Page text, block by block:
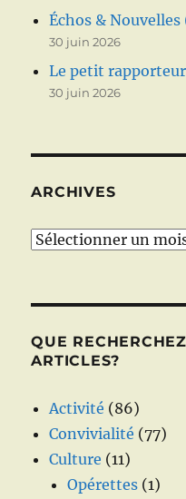
Échos &
30 juin 2026
Le petit
30 juin 2026
ARCHIVES
Archives
QUE
ARTICLES?
Activité (86)
Convivialité (77)
Culture (11)
Opérettes (1)